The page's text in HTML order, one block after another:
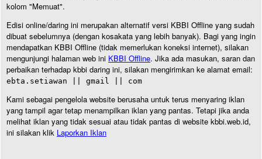
kolom "Memuat".
Edisi online/daring ini merupakan alternatif versi KBBI Offline yang sudah
dibuat sebelumnya (dengan kosakata yang lebih banyak). Bagi yang ingin
mendapatkan KBBI Offline (tidak memerlukan koneksi internet), silakan
mengunjungi halaman web ini KBBI Offline. Jika ada masukan, saran dan
perbaikan terhadap kbbi daring ini, silakan mengirimkan ke alamat email:
ebta.setiawan || gmail || com
Kami sebagai pengelola website berusaha untuk terus menyaring iklan
yang tampil agar tetap menampilkan iklan yang pantas. Tetapi jika anda
melihat iklan yang tidak sesuai atau tidak pantas di website kbbi.web.id,
ini silakan klik Laporkan Iklan